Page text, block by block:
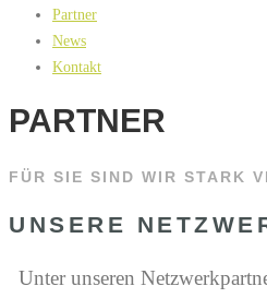
Partner
News
Kontakt
PARTNER
FÜR SIE SIND WIR STARK
UNSERE
Unter unseren